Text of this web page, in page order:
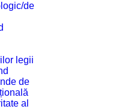
de
legii
de
al